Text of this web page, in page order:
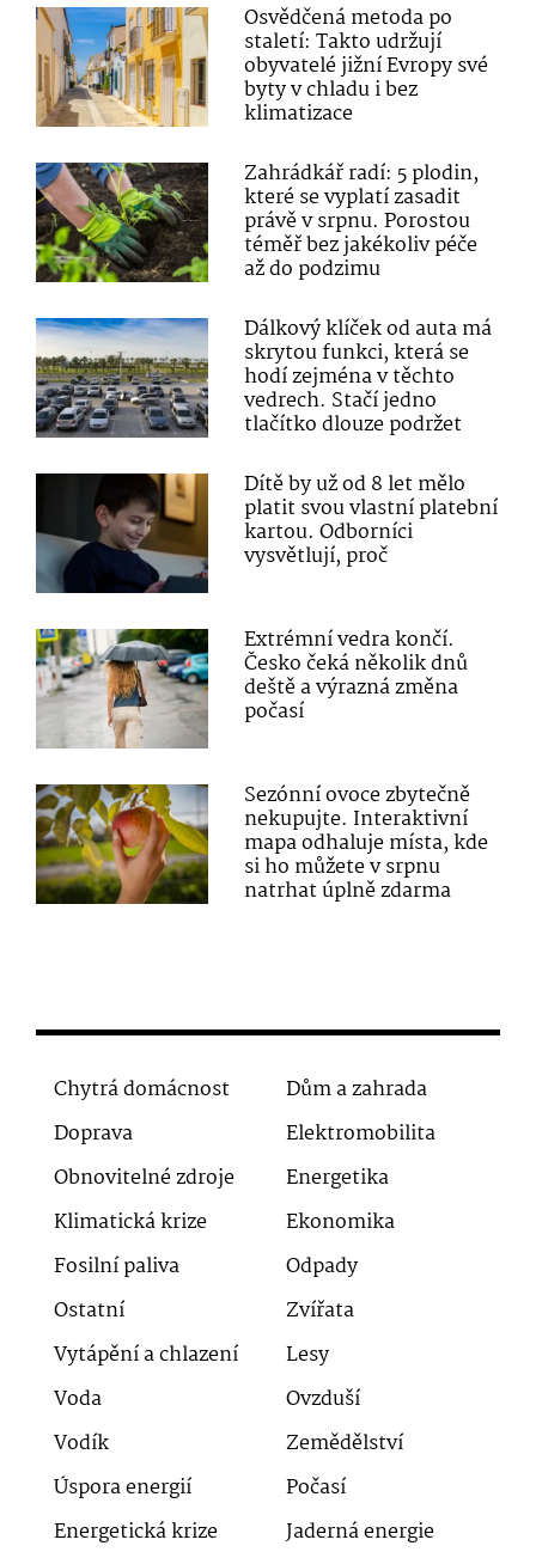
Osvědčená metoda po
staletí: Takto udržují
obyvatelé jižní Evropy své
byty v chladu i bez
klimatizace
Zahrádkář radí: 5 plodin,
které se vyplatí zasadit
právě v srpnu. Porostou
téměř bez jakékoliv péče
až do podzimu
Dálkový klíček od auta má
skrytou funkci, která se
hodí zejména v těchto
vedrech. Stačí jedno
tlačítko dlouze podržet
Dítě by už od 8 let mělo
platit svou vlastní platební
kartou. Odborníci
vysvětlují, proč
Extrémní vedra končí.
Česko čeká několik dnů
deště a výrazná změna
počasí
Sezónní ovoce zbytečně
nekupujte. Interaktivní
mapa odhaluje místa, kde
si ho můžete v srpnu
natrhat úplně zdarma
Chytrá domácnost
Dům a zahrada
Doprava
Elektromobilita
Obnovitelné zdroje
Energetika
Klimatická krize
Ekonomika
Fosilní paliva
Odpady
Ostatní
Zvířata
Vytápění a chlazení
Lesy
Voda
Ovzduší
Vodík
Zemědělství
Úspora energií
Počasí
Energetická krize
Jaderná energie